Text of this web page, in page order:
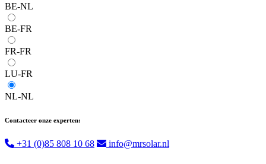
BE-NL
BE-FR
FR-FR
LU-FR
NL-NL
Contacteer onze experten:
+31 (0)85 808 10 68 info@mrsolar.nl